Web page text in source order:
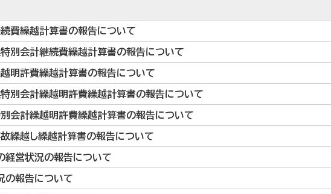
費繰越計算書の報告について
別会計継続費繰越計算書の報告について
明許費繰越計算書の報告について
別会計繰越明許費繰越計算書の報告について
会計繰越明許費繰越計算書の報告について
繰越し繰越計算書の報告について
経営状況の報告について
の報告について